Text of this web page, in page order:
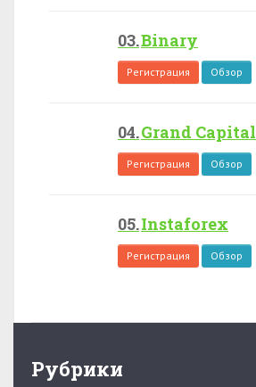
Binary
Регистрация Обзор
Grand Capital
Регистрация Обзор
Instaforex
Регистрация Обзор
Рубрики